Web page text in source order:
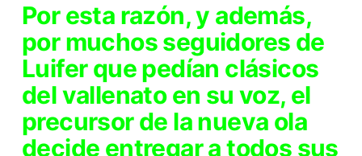
Por esta razón, y además,
por muchos seguidores de
Luifer que pedían clásicos
del vallenato en su voz, el
precursor de la nueva ola
decide entregar a todos sus